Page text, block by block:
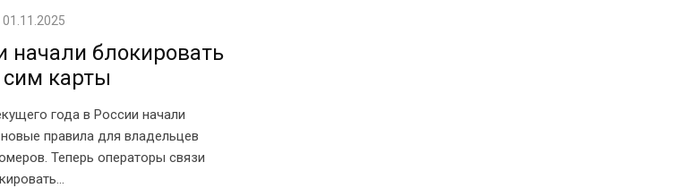
01.11.2025
начали блокировать
карты
года в России начали
правила для владельцев
Теперь операторы связи